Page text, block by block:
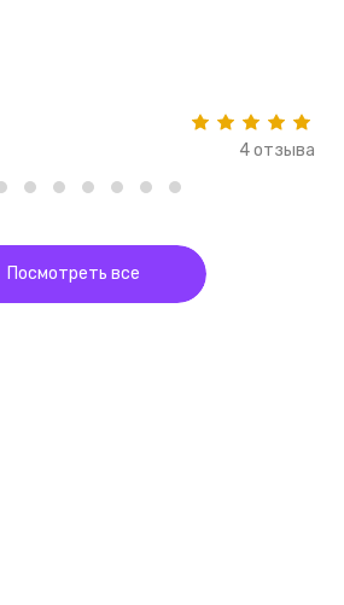
4 отзыва
Посмотреть все